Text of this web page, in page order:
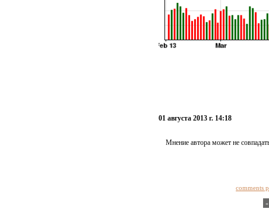
01 августа 2013 г. 14:18
Мнение автора может не
comments